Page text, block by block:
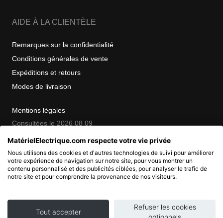
AIDE À LA CLIENTÈLE
Remarques sur la confidentialité
Conditions générales de vente
Expéditions et retours
Modes de livraison
Mentions légales
Consultées le 2026 08 09
COPYRIGHT
© 2007 - 2026 Nimbanet
MatérielElectrique.com respecte votre vie privée
Nous utilisons des cookies et d'autres technologies de suivi pour améliorer
votre expérience de navigation sur notre site, pour vous montrer un
contenu personnalisé et des publicités ciblées, pour analyser le trafic de
notre site et pour comprendre la provenance de nos visiteurs.
Tout accepter
Refuser les cookies